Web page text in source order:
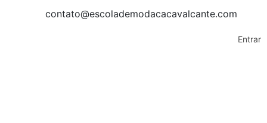
contato@escolademodacacavalcante.com
Entrar